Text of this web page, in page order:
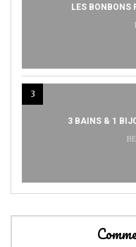
LES BONBONS
3
3 BAINS & 1